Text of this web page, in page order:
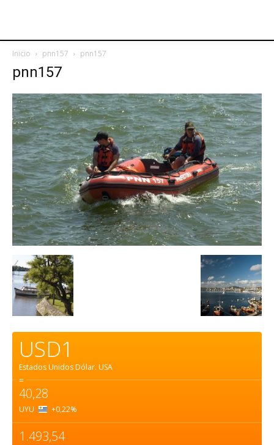
Inicio pnn157 pnn157
pnn157
USD1
Estados Unidos Dólar. USA
=
40,28
UYU +0,22%
1.493,54